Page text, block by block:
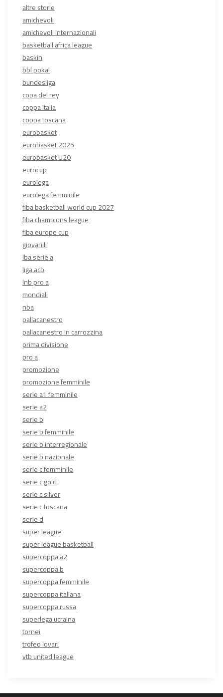
altre storie
amichevoli
amichevoli internazionali
basketball africa league
baskin
bbl pokal
bundesliga
copa del rey
coppa italia
coppa toscana
eurobasket
eurobasket 2025
eurobasket U20
eurocup
eurolega
eurolega femminile
fiba basketball world cup 2027
fiba champions league
fiba europe cup
giovanili
lba serie a
liga acb
lnb pro a
mondiali
nba
pallacanestro
pallacanestro in carrozzina
prima divisione
pro a
promozione
promozione femminile
serie a1 femminile
serie a2
serie b
serie b femminile
serie b interregionale
serie b nazionale
serie c femminile
serie c gold
serie c silver
serie c toscana
serie d
super league
super league basketball
supercoppa a2
supercoppa b
supercoppa femminile
supercoppa italiana
supercoppa russa
superlega ucraina
tornei
trofeo lovari
vtb united league